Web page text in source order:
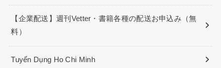
【企業配送】週刊Vetter・書籍各種の配送お申込み（無
料）
Tuyển Dụng Ho Chi Minh